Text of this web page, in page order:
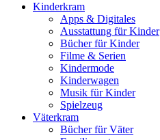
Kinderkram
Apps & Digitales
Ausstattung für Kinder
Bücher für Kinder
Filme & Serien
Kindermode
Kinderwagen
Musik für Kinder
Spielzeug
Väterkram
Bücher für Väter